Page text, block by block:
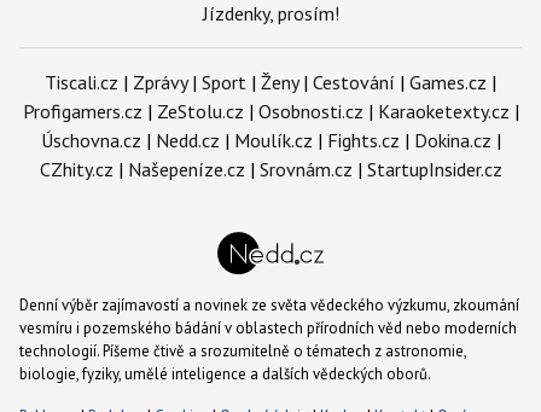
Jízdenky, prosím!
Tiscali.cz | Zprávy| Sport | Ženy| Cestování | Games.cz |
Profigamers.cz | ZeStolu.cz | Osobnosti.cz | Karaoketexty.cz |
Úschovna.cz | Nedd.cz | Moulík.cz | Fights.cz | Dokina.cz |
CZhity.cz | Našepeníze.cz | Srovnám.cz | StartupInsider.cz
Denní výběr zajímavostí a novinek ze světa vědeckého výzkumu, zkoumání
vesmíru i pozemského bádání v oblastech přírodních věd nebo moderních
technologií. Píšeme čtivě a srozumitelně o tématech z astronomie,
biologie, fyziky, umělé inteligence a dalších vědeckých oborů.